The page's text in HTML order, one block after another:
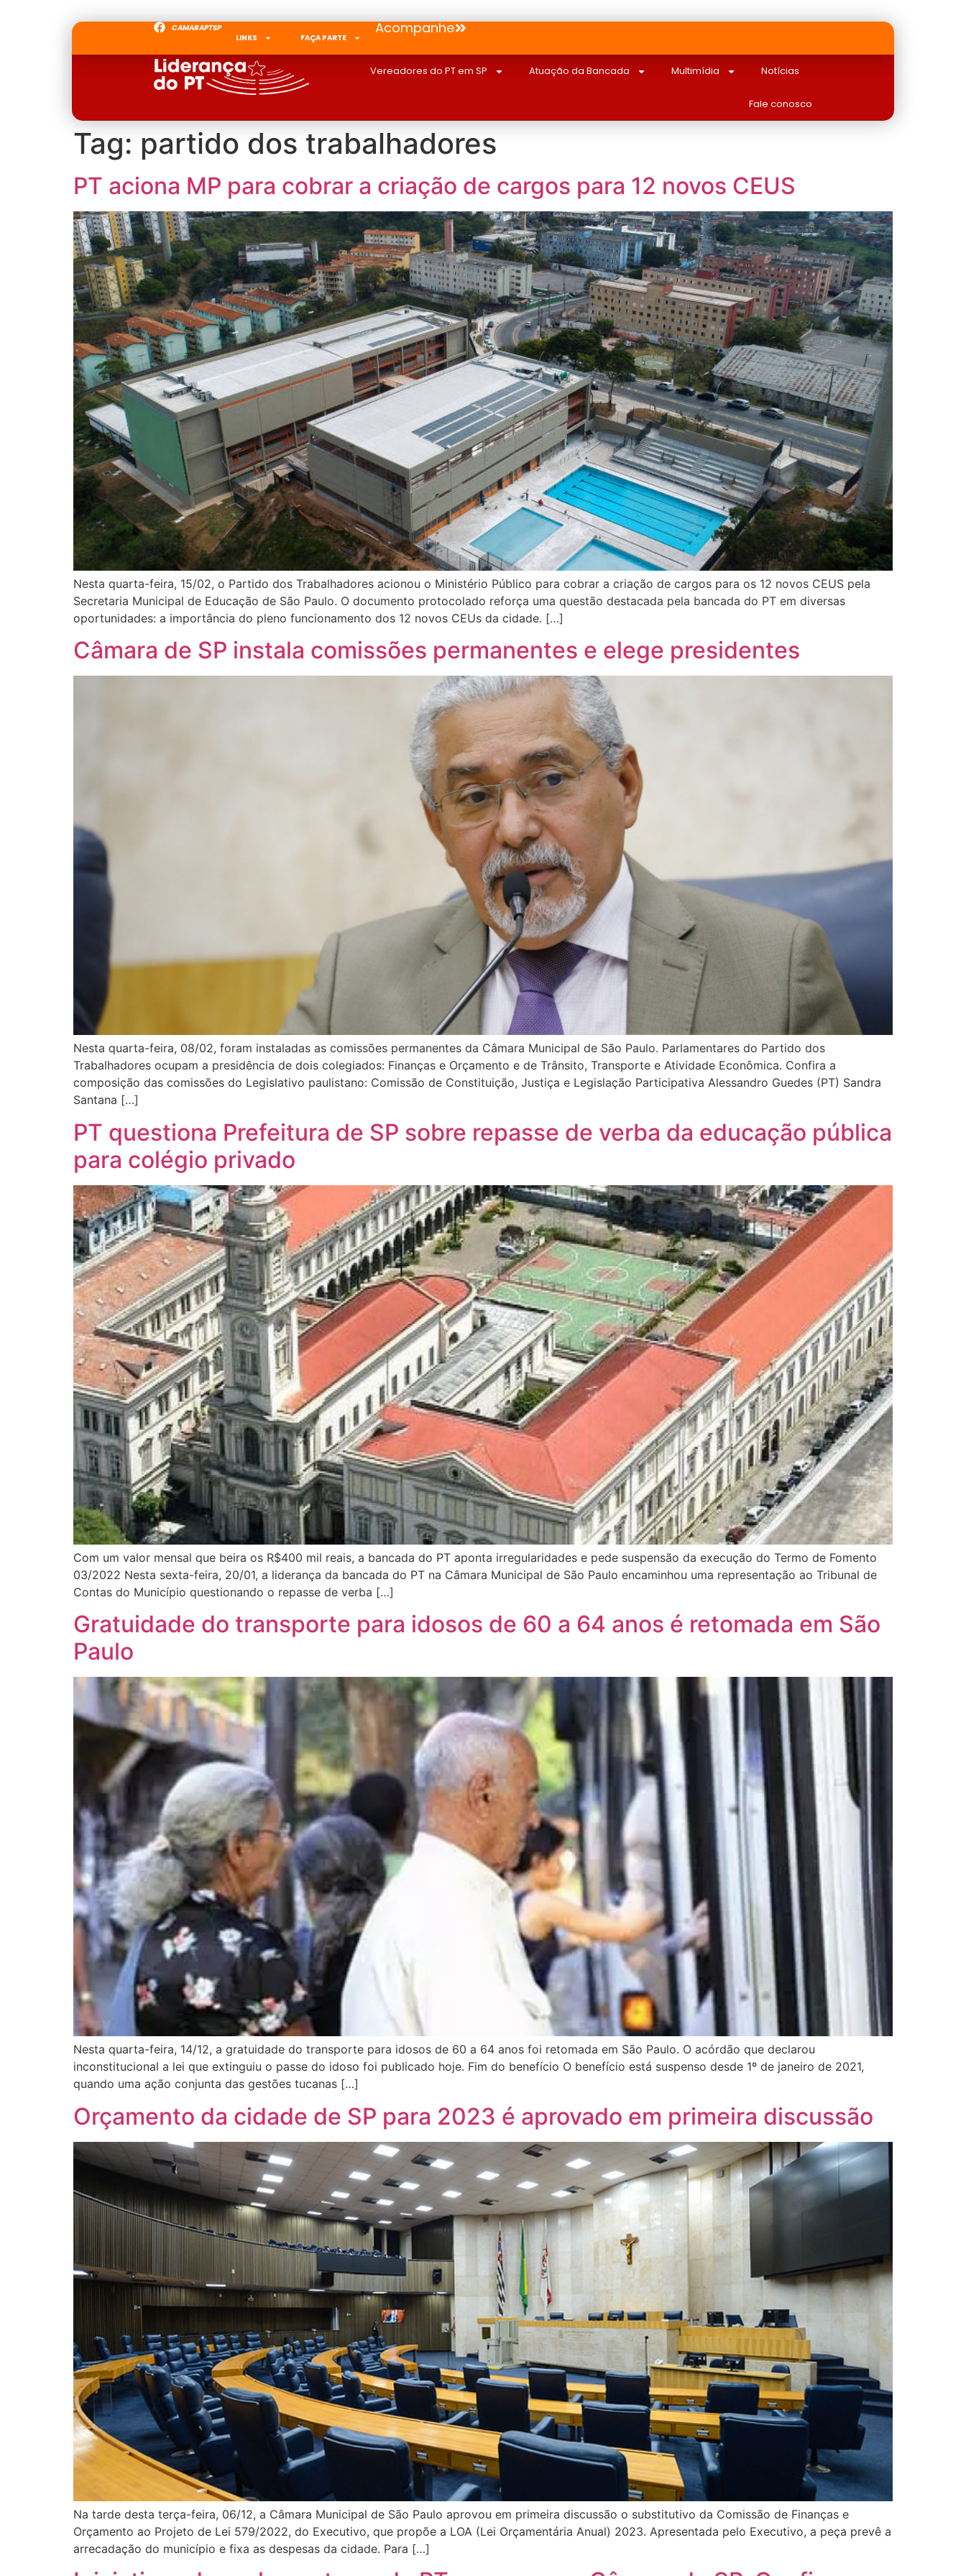
CAMARAPTSP
LINKS
FAÇA PARTE
Acompanhe
Vereadores do PT em SP Atuação da Bancada Multimídia Notícias
Fale conosco
Tag: partido dos trabalhadores
PT aciona MP para cobrar a criação de cargos para 12 novos CEUS
Nesta quarta-feira, 15/02, o Partido dos Trabalhadores acionou o Ministério Público para cobrar a criação de cargos para os 12 novos CEUS pela
Secretaria Municipal de Educação de São Paulo. O documento protocolado reforça uma questão destacada pela bancada do PT em diversas
oportunidades: a importância do pleno funcionamento dos 12 novos CEUs da cidade. […]
Câmara de SP instala comissões permanentes e elege presidentes
Nesta quarta-feira, 08/02, foram instaladas as comissões permanentes da Câmara Municipal de São Paulo. Parlamentares do Partido dos
Trabalhadores ocupam a presidência de dois colegiados: Finanças e Orçamento e de Trânsito, Transporte e Atividade Econômica. Confira a
composição das comissões do Legislativo paulistano: Comissão de Constituição, Justiça e Legislação Participativa Alessandro Guedes (PT) Sandra
Santana […]
PT questiona Prefeitura de SP sobre repasse de verba da educação pública
para colégio privado
Com um valor mensal que beira os R$400 mil reais, a bancada do PT aponta irregularidades e pede suspensão da execução do Termo de Fomento
03/2022 Nesta sexta-feira, 20/01, a liderança da bancada do PT na Câmara Municipal de São Paulo encaminhou uma representação ao Tribunal de
Contas do Município questionando o repasse de verba […]
Gratuidade do transporte para idosos de 60 a 64 anos é retomada em São
Paulo
Nesta quarta-feira, 14/12, a gratuidade do transporte para idosos de 60 a 64 anos foi retomada em São Paulo. O acórdão que declarou
inconstitucional a lei que extinguiu o passe do idoso foi publicado hoje. Fim do benefício O benefício está suspenso desde 1º de janeiro de 2021,
quando uma ação conjunta das gestões tucanas […]
Orçamento da cidade de SP para 2023 é aprovado em primeira discussão
Na tarde desta terça-feira, 06/12, a Câmara Municipal de São Paulo aprovou em primeira discussão o substitutivo da Comissão de Finanças e
Orçamento ao Projeto de Lei 579/2022, do Executivo, que propõe a LOA (Lei Orçamentária Anual) 2023. Apresentada pelo Executivo, a peça prevê a
arrecadação do município e fixa as despesas da cidade. Para […]